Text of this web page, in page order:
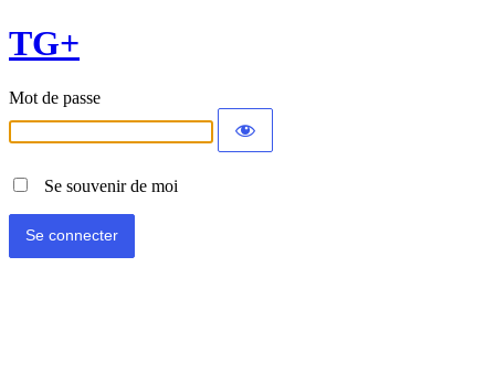
TG+
Mot de passe
Se souvenir de moi